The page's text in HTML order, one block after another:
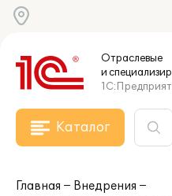
Отраслевые
и
Каталог
Главная
Внедрения